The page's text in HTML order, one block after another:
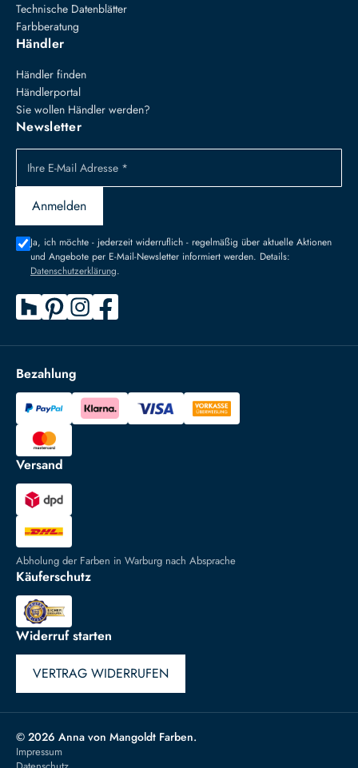
Technische Datenblätter
Farbberatung
Händler
Händler finden
Händlerportal
Sie wollen Händler werden?
Newsletter
Ihre E-Mail Adresse *
Anmelden
Ja, ich möchte - jederzeit widerruflich - regelmäßig über aktuelle Aktionen
und Angebote per E-Mail-Newsletter informiert werden. Details:
Datenschutzerklärung.
Bezahlung
Versand
Abholung der Farben in Warburg nach Absprache
Käuferschutz
Widerruf starten
VERTRAG WIDERRUFEN
© 2026 Anna von Mangoldt Farben.
Impressum